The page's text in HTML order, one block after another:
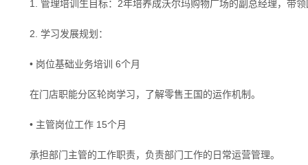
1. 管理培训生目标：2年培养成沃尔玛购物广场的副总经理，带
2. 学习发展规划：
• 岗位基础业务培训 6个月
在门店职能分区轮岗学习，了解零售王国的运作机制。
• 主管岗位工作 15个月
承担部门主管的工作职责，负责部门工作的日常运营管理。